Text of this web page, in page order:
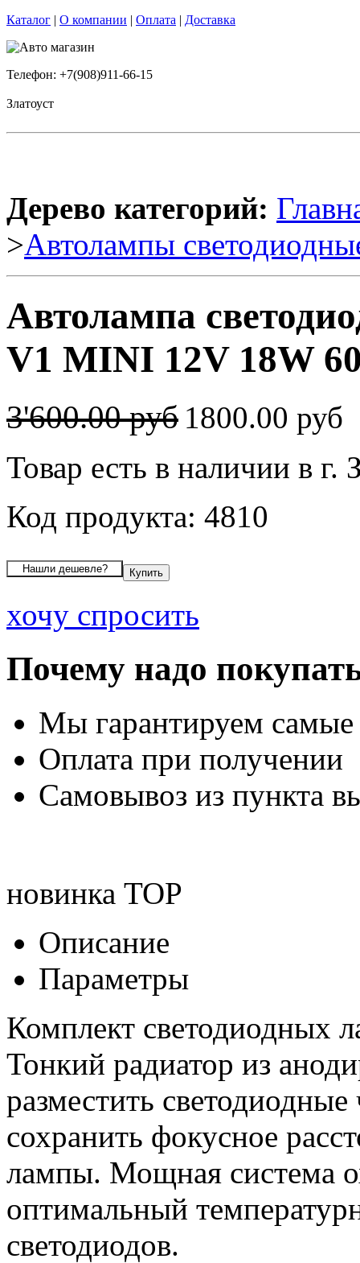
Каталог | О компании | Оплата | Доставка
Телефон: +7(908)911-66-15
Златоуст
Дерево категорий:
>Автолампы
Автолампа
V1 MINI 12V 18W
3'600.00 руб 1800.00 руб
Товар есть в наличии в г.
Код продукта: 4810
хочу спросить
Почему надо
Мы гарантируем
Оплата при получении
Самовывоз из пункта
новинка TOP
Описание
Параметры
Комплект светодиодных
Тонкий радиатор из
разместить
сохранить фокусное
лампы. Мощная система
оптимальный
светодиодов.